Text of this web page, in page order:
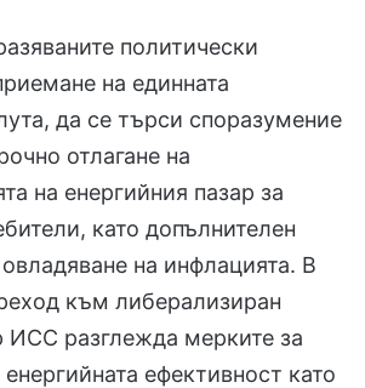
политически
на единната
да се търси споразумение
отлагане на
на енергийния пазар за
като допълнителен
на инфлацията. В
към либерализиран
ИСС разглежда мерките за
ефективност като